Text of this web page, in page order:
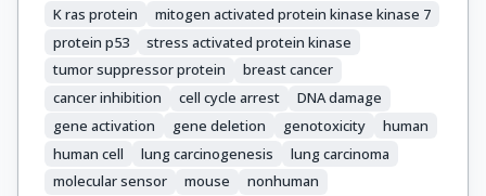
K ras protein
mitogen activated protein kinase kinase 7
protein p53
stress activated protein kinase
tumor suppressor protein
breast cancer
cancer inhibition
cell cycle arrest
DNA damage
gene activation
gene deletion genotoxicity
human
human cell
lung carcinogenesis
lung carcinoma
molecular sensor
mouse
nonhuman